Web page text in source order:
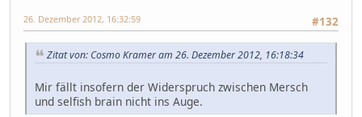
#132
26. Dezember 2012, 16:32:59
Zitat von: Cosmo Kramer am 26. Dezember 2012, 16:18:34
Mir fällt insofern der Widerspruch zwischen Mersch
und selfish brain nicht ins Auge.